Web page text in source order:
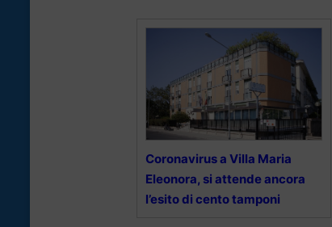
Coronavirus a Villa Maria
Eleonora, si attende ancora
l’esito di cento tamponi